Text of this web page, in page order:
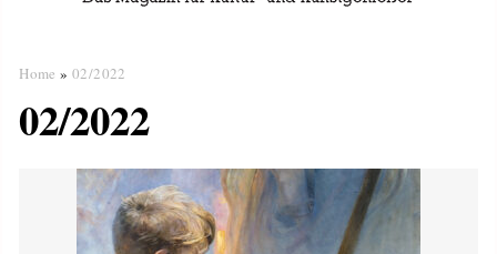
Home » 02/2022
02/2022